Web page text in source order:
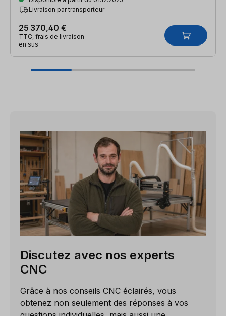
Livraison par transporteur
25 370,40 €
TTC, frais de livraison
en sus
Discutez avec nos experts
CNC
Grâce à nos conseils CNC éclairés, vous
obtenez non seulement des réponses à vos